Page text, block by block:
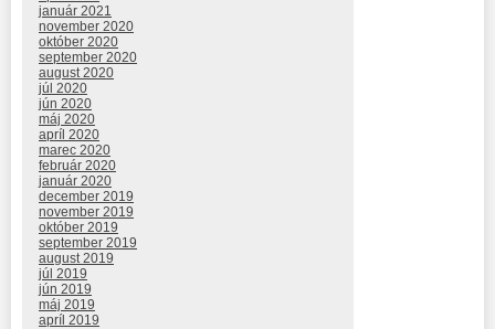
január 2021
november 2020
október 2020
september 2020
august 2020
júl 2020
jún 2020
máj 2020
apríl 2020
marec 2020
február 2020
január 2020
december 2019
november 2019
október 2019
september 2019
august 2019
júl 2019
jún 2019
máj 2019
apríl 2019